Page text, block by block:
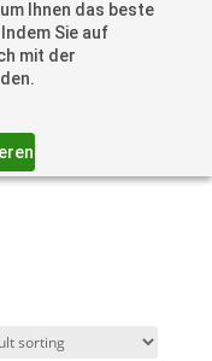
Ihnen das beste
Sie auf
mit der
3598 0006